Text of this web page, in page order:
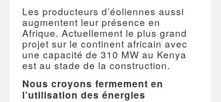
Les producteurs d’éoliennes aussi
augmentent leur présence en
Afrique. Actuellement le plus grand
projet sur le continent africain avec
une capacité de 310 MW au Kenya
est au stade de la construction.
Nous croyons fermement en
l’utilisation des énergies